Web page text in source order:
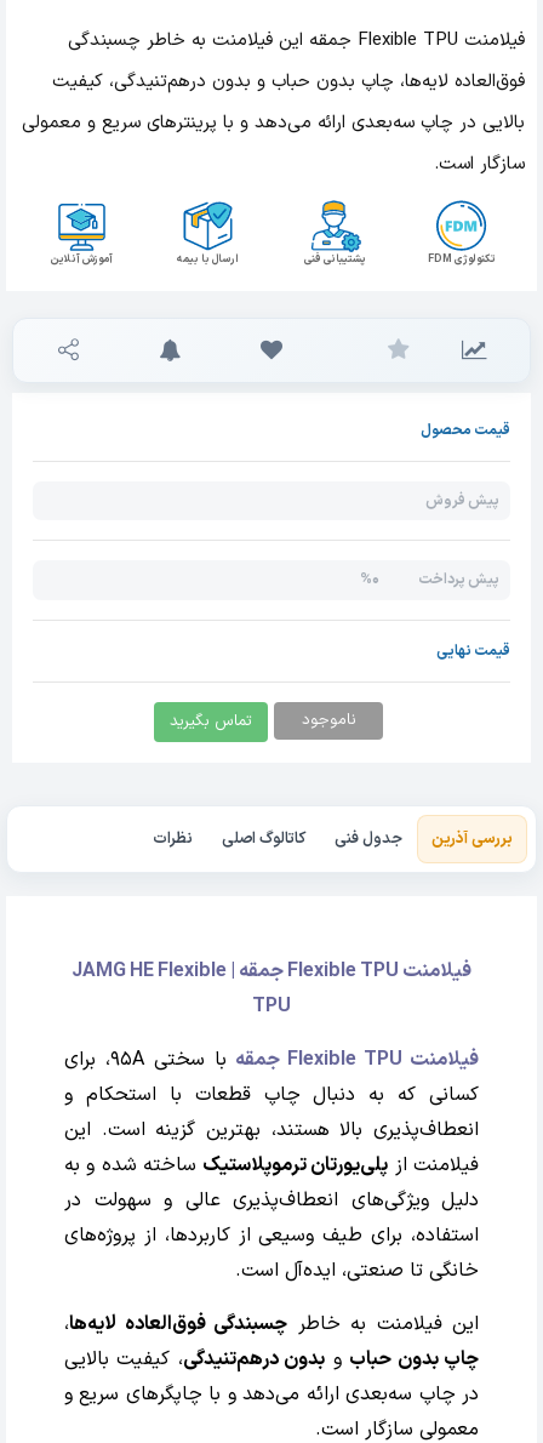
فیلامنت Flexible TPU جمقه این فیلامنت به خاطر چسبندگی
فوق‌العاده لایه‌ها، چاپ بدون حباب و بدون درهم‌تنیدگی، کیفیت
بالایی در چاپ سه‌بعدی ارائه می‌دهد و با پرینترهای سریع و معمولی
سازگار است.
آموزش آنلاین ارسال با بیمه پشتیبانی فنی تکنولوژی FDM
قیمت محصول
پیش فروش
پیش پرداخت 0%
قیمت نهایی
ناموجود تماس بگیرید
بررسی آذرین جدول فنی کاتالوگ اصلی نظرات
فیلامنت Flexible TPU جمقه | JAMG HE Flexible
TPU
فیلامنت Flexible TPU جمقه
با سختی 95A، برای
کسانی که به دنبال چاپ قطعات با استحکام و
انعطاف‌پذیری بالا هستند، بهترین گزینه است. این
فیلامنت از پلی‌یورتان ترموپلاستیک ساخته شده و به
دلیل ویژگی‌های انعطاف‌پذیری عالی و سهولت در
استفاده، برای طیف وسیعی از کاربردها، از پروژه‌های
خانگی تا صنعتی، ایده‌آل است.
این فیلامنت به خاطر چسبندگی فوق‌العاده لایه‌ها،
چاپ بدون حباب و بدون درهم‌تنیدگی، کیفیت بالایی
در چاپ سه‌بعدی ارائه می‌دهد و با چاپگرهای سریع و
معمولی سازگار است.